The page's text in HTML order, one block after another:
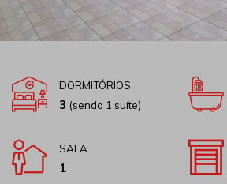
DORMITÓRIOS
3 (sendo 1 suíte)
SALA
1